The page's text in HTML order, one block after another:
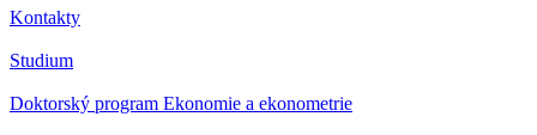
Kontakty
Studium
Doktorský program Ekonomie a ekonometrie